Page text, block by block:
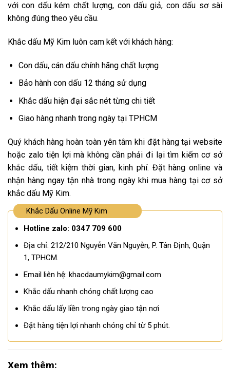
với con dấu kém chất lượng, con dấu giả, con dấu sơ sài
không đúng theo yêu cầu.
Khắc dấu Mỹ Kim luôn cam kết với khách hàng:
Con dấu, cán dấu chính hãng chất lượng
Bảo hành con dấu 12 tháng sử dụng
Khắc dấu hiện đại sắc nét từng chi tiết
Giao hàng nhanh trong ngày tại TPHCM
Quý khách hàng hoàn toàn yên tâm khi đặt hàng tại website
hoặc zalo tiện lợi mà không cần phải đi lại tìm kiếm cơ sở
khắc dấu, tiết kiệm thời gian, kinh phí. Đặt hàng online và
nhận hàng ngay tận nhà trong ngày khi mua hàng tại cơ sở
khắc dấu Mỹ Kim.
Khắc Dấu Online Mỹ Kim
Hotline zalo: 0347 709 600
Địa chỉ: 212/210 Nguyễn Văn Nguyễn, P. Tân Định, Quận
1, TPHCM.
Email liên hệ: khacdaumykim@gmail.com
Khắc dấu nhanh chóng chất lượng cao
Khắc dấu lấy liền trong ngày giao tận nơi
Đặt hàng tiện lợi nhanh chóng chỉ từ 5 phút.
Xem thêm: